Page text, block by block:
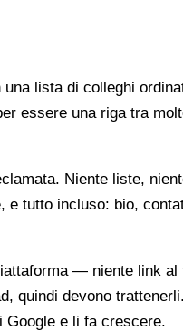
lista di colleghi
essere una riga tra
Niente liste,
e tutto incluso: bio,
— niente link al
quindi devono
Google e li fa crescere.